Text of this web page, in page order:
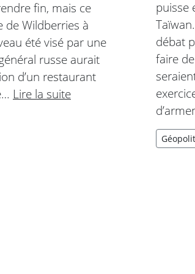
fin, mais ce
de Wildberries à
été visé par une
russe aurait
d’un restaurant
Lire la suite
puisse
débat
faire